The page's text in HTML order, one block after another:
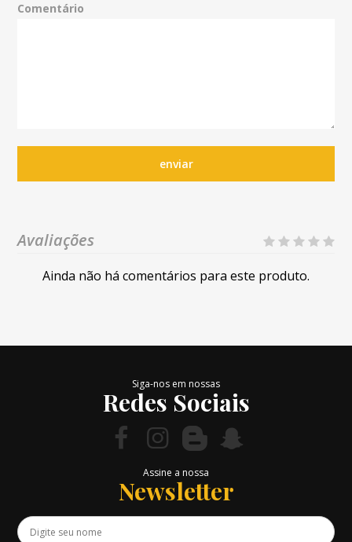
Comentário
enviar
Avaliações
Ainda não há comentários para este produto.
Siga-nos em nossas
Redes Sociais
Assine a nossa
Newsletter